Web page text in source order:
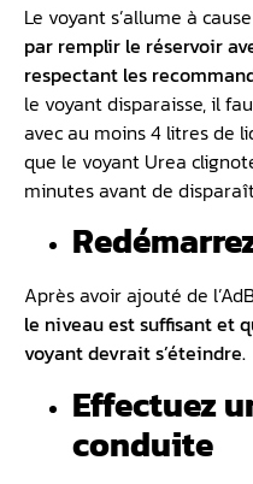
Le voyant s’allume à
par remplir le réservoir
respectant les
le voyant disparaisse, il
avec au moins 4 litres de
que le voyant Urea
minutes avant de
Après avoir ajouté de
le niveau est suffisant et
voyant devrait s’éteindre.
Effectuez
conduite